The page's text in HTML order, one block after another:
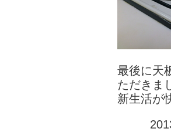
最後に天
ただきま
新生活が